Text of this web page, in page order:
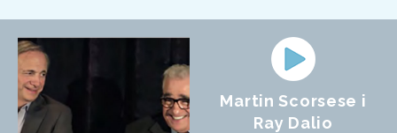
Martin Scorsese i
Ray Dalio